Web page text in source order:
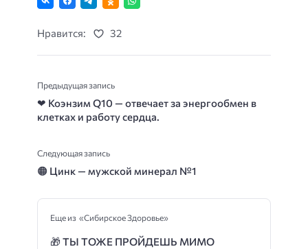
Нравится: 32
Предыдущая запись
❤ Коэнзим Q10 — отвечает за энергообмен в
клетках и работу сердца.
Следующая запись
🟠 Цинк — мужской минерал №1
Еще из «Сибирское Здоровье»
🎁 ТЫ ТОЖЕ ПРОЙДЕШЬ МИМО